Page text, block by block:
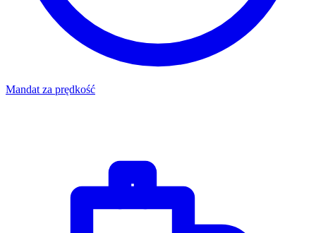
Mandat za prędkość